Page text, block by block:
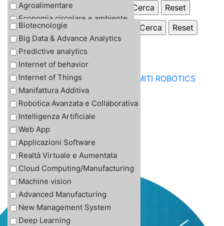
Agroalimentare
Economia circolare e ambiente
Consulenza Direzionale
Energia
Salute e Biomedicale
Turismo e Cultura
Welfare e Educazione
Elettronica e Meccatronica
Nuovi materiali
Packaging
Soluzioni per la Digitalizzazione
Automotive
Meccanica e Automazione
Difesa e Aerospazio
Chimica e Farmaceutica
Costruzioni e Infrastrutture
Moda e Lusso
Tecnologie abilitanti
Biotecnologie
Big Data & Advance Analytics
Predictive analytics
Internet of behavior
Internet of Things
Manifattura Additiva
Robotica Avanzata e Collaborativa
Intelligenza Artificiale
Web App
Applicazioni Software
Realtà Virtuale e Aumentata
Cloud Computing/Manufacturing
Machine vision
Advanced Manufacturing
New Management System
Deep Learning
DOLOMITI ROBOTICS